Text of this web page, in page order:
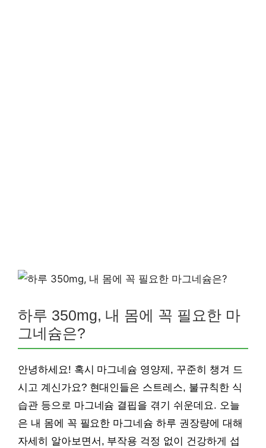
하루 350mg, 내 몸에 꼭 필요한 마
그네슘은?
안녕하세요! 혹시 마그네슘 영양제, 꾸준히 챙겨 드
시고 계신가요? 현대인들은 스트레스, 불규칙한 식
습관 등으로 마그네슘 결핍을 겪기 쉬운데요. 오늘
은 내 몸에 꼭 필요한 마그네슘 하루 권장량에 대해
자세히 알아보면서, 부작용 걱정 없이 건강하게 섭